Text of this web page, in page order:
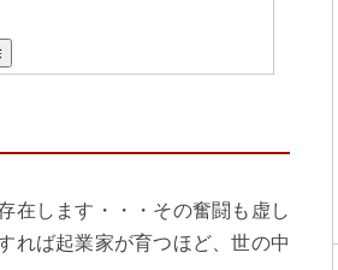
在します・・・その奮闘も虚し
れば起業家が育つほど、世の中